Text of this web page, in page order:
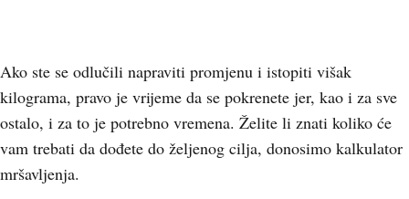
Ako ste se odlučili napraviti promjenu i istopiti višak
kilograma, pravo je vrijeme da se pokrenete jer, kao i za sve
ostalo, i za to je potrebno vremena. Želite li znati koliko će
vam trebati da dođete do željenog cilja, donosimo kalkulator
mršavljenja.